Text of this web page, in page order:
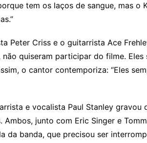
tem os laços de sangue, mas
Peter Criss e o guitarrista Ace
não quiseram participar do filme.
o cantor contemporiza: “Eles
e vocalista Paul Stanley
Ambos, junto com Eric Singer e
da banda, que precisou ser